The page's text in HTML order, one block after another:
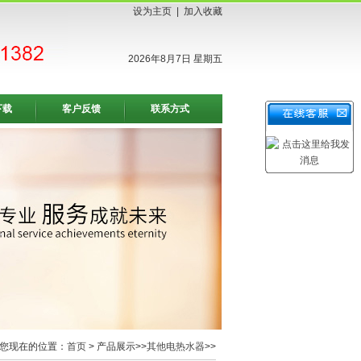
设为主页 加入收藏
2026年8月7日 星期五
载 客户反馈 联系方式
您现在的位置： 首页 > 产品展示>>其他电热水器>>